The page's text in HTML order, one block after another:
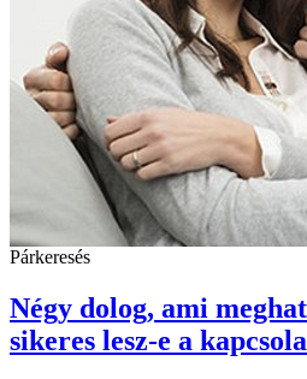
Párkeresés
Négy dolog, ami
sikeres lesz-e a